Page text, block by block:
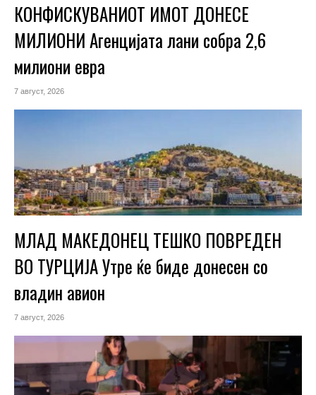
КОНФИСКУВАНИОТ ИМОТ ДОНЕСЕ
МИЛИОНИ Агенцијата лани собра 2,6
милиони евра
7 август, 2026
МЛАД МАКЕДОНЕЦ ТЕШКО ПОВРЕДЕН
ВО ТУРЦИЈА Утре ќе биде донесен со
владин авион
7 август, 2026